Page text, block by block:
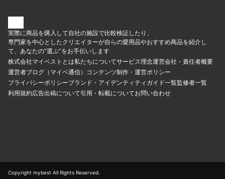
実際に商品を購入して自社の施設で比較検証したり、
専門家を中心としたクリエイターが自らの愛用品やおすすめ商品を紹介し
て、あなたの“選ぶ”をお手伝いします
株式会社マイベストとは私たちについてサービス理念運営会社・責任者概要
運営者ブログ（マイベ通信） コンテンツ制作・運営ポリシー
プライバシーポリシーブランド・アイデンティティ ガイド一覧監修者一覧
利用規約広告出稿について引用・転載についてお問い合わせ
Copyright mybest All Rights Reserved.